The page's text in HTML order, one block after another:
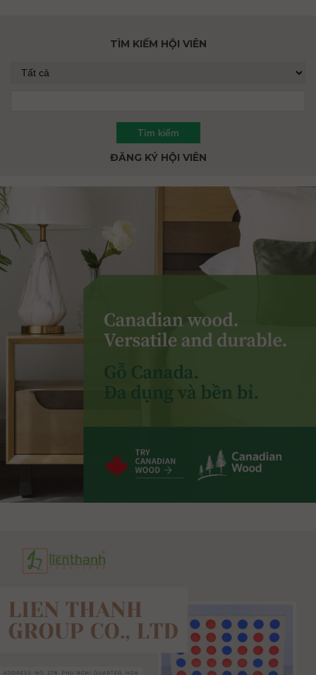
TÌM KIẾM HỘI VIÊN
ĐĂNG KÝ HỘI VIÊN